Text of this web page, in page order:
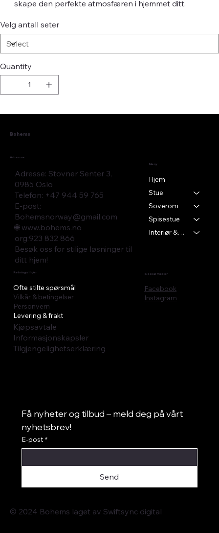
skape den perfekte atmosfæren i hjemmet ditt.
Velg antall seter
Quantity
Bohems
Adresse
Adresse: Stovner Senter 3,
0985 Oslo
Telefon: +47 944 59 765
E-post:
Bohemsnorway@gmail.com
🌐 www.bohems.no
​org:923 832 866
Besøk oss for stilige løsninger til
ditt hjem!
Meny
Hjem
Stue
Soverom
Spisestue
Interiør & Tekstil
Retningslinjer
Ofte stilte spørsmål
Vilkår & betingelser
Personvern
Levering & frakt
Kjøpsavtale
Informasjonskapsler
Tilgjengelighetserklæring
Sosial medier
Facebook
Instagram
Få nyheter og tilbud – meld deg på vårt
nyhetsbrev!
E-post *
Send
© 2024 Bohems laget av Swiftsync digital